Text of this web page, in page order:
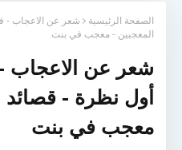
الصفحة الرئيسية
شعر عن الاعجاب -
المعجبين - معجب في بنت
شعر عن
أول نظرة -
معجب في بنت